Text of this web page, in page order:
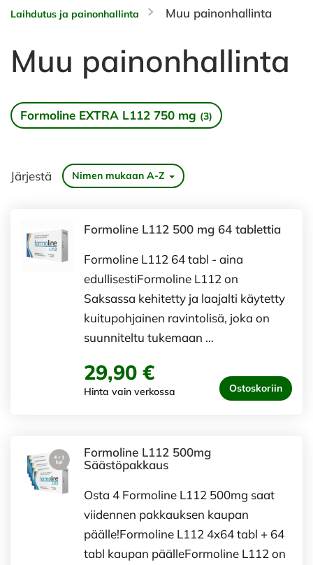
Laihdutus ja painonhallinta
Muu painonhallinta
Muu painonhallinta
Formoline EXTRA L112 750 mg (3)
Järjestä Nimen mukaan A-Z
Formoline L112 500 mg 64 tablettia
Formoline L112 64 tabl - aina
edullisestiFormoline L112 on
Saksassa kehitetty ja laajalti käytetty
kuitupohjainen ravintolisä, joka on
suunniteltu tukemaan …
29,90 €
Hinta vain verkossa Ostoskoriin
Formoline L112 500mg
Säästöpakkaus
Osta 4 Formoline L112 500mg saat
viidennen pakkauksen kaupan
päälle!Formoline L112 4x64 tabl + 64
tabl kaupan päälleFormoline L112 on